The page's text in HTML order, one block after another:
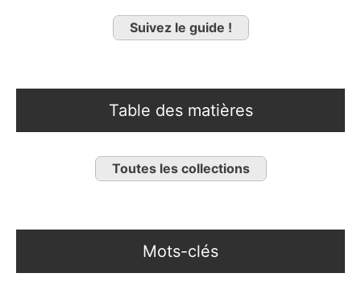
Suivez le guide !
Table des matières
Toutes les collections
Mots-clés